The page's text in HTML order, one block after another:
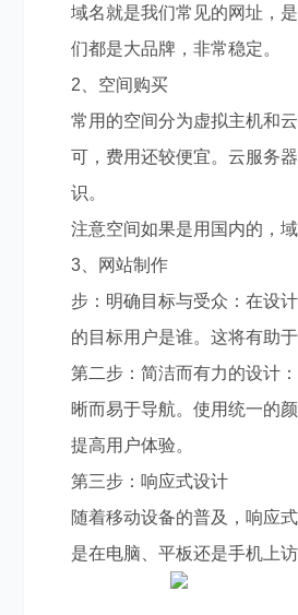
域名就是我们常见的网址，
们都是大品牌，非常稳定。
2、空间购买
常用的空间分为虚拟主机和
可，费用还较便宜。云服务
识。
注意空间如果是用国内的，
3、网站制作
步：明确目标与受众：在设
的目标用户是谁。这将有助
第二步：简洁而有力的设计
晰而易于导航。使用统一的
提高用户体验。
第三步：响应式设计
随着移动设备的普及，响应
是在电脑、平板还是手机上